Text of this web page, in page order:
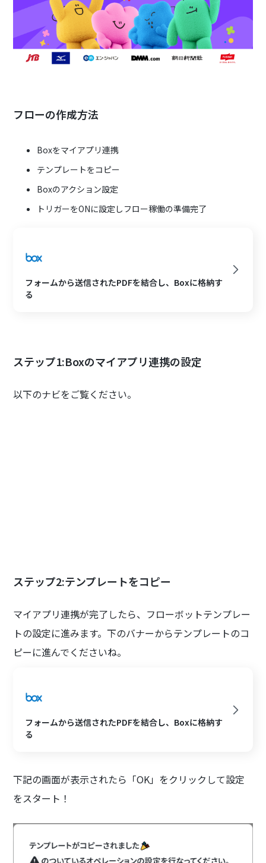
フローの作成方法
Boxをマイアプリ連携
テンプレートをコピー
Boxのアクション設定
トリガーをONに設定しフロー稼働の準備完了
フォームから送信されたPDFを結合し、Boxに格納す
る
ステップ1:Boxのマイアプリ連携の設定
以下のナビをご覧ください。
ステップ2:テンプレートをコピー
マイアプリ連携が完了したら、フローボットテンプレー
トの設定に進みます。下のバナーからテンプレートのコ
ピーに進んでくださいね。
フォームから送信されたPDFを結合し、Boxに格納す
る
下記の画面が表示されたら「OK」をクリックして設定
をスタート！